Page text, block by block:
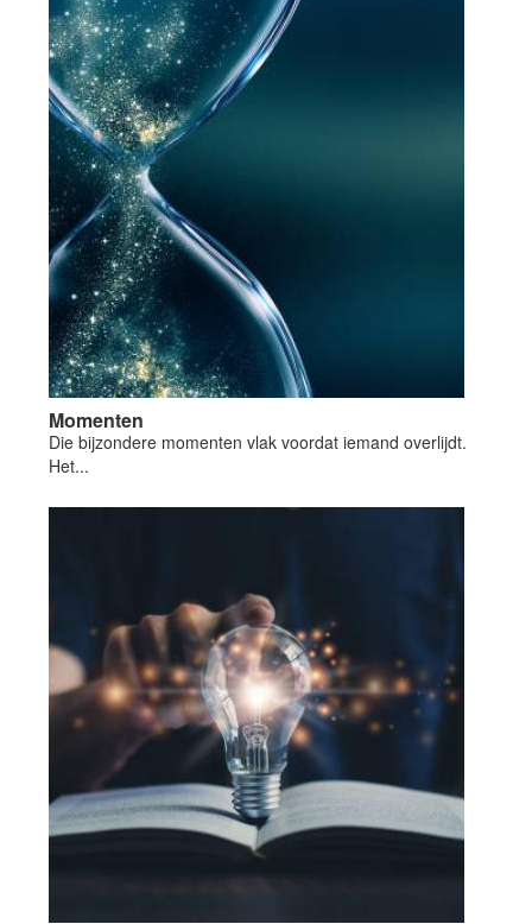
Momenten
Die bijzondere momenten vlak voordat iemand overlijdt.
Het...